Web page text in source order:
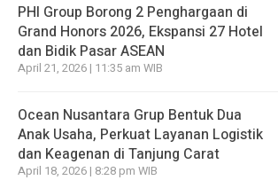
PHI Group Borong 2 Penghargaan di
Grand Honors 2026, Ekspansi 27 Hotel
dan Bidik Pasar ASEAN
April 21, 2026 | 11:35 am WIB
Ocean Nusantara Grup Bentuk Dua
Anak Usaha, Perkuat Layanan Logistik
dan Keagenan di Tanjung Carat
April 18, 2026 | 8:28 pm WIB